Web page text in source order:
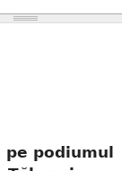
podiumul